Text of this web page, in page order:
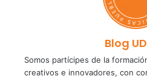
Blog
Somos partícipes de la
creativos e innovadores, con